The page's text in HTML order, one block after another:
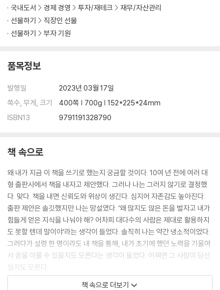
기본 베이스 / 기본 베이스가 형성될 시간을 줘라 / 누구도 검토하지 않는
기본 베이스 / 모든 개구리가 왕자가 되는 것은 아니다 / 혁신 기업에서 파
산 기업으로
[12장] 리스크의 속성
챔피언의 공통점 / 지켜내야 내 돈이다 / 타당한 원칙은 명확성을 제공한
다 / 잭 사범님의 교훈 / 손실은 더 많은 고생을 불러온다 / 2번 상승, 1번
하락 / 확신 갖기: 손실 조정 연습 / 시장의 판결 받아들이기 / 자신이 틀렸
을 때를 아는 것 / 큰 오류를 피하라 / 비자발적 장기 투자자가 되지 마라 /
는다면 리스크를 관리하지 않는 것이다 / 왜 손절에 실패할까?
[13장] 리스크 대처 및 통제 방법
생활 습관을 길러라 / 비상 계획 수립 / 손실은 기대 수익의 함수다 / 언제
손절해야 할까? / 투자자의 대죄를 피하라 / 실패 수용 / 미리 리스크를 확
정하라 / 손절 원칙을 준수하라 / 손절 슬리피지에 대한 대응 / 연속적인 매
수 실패에 대처하는 법 / 재난을 보장하는 관행 / 속도 조절법을 배워라 /
성공하면 규모를 키워라 / 분할 매수 대 물타기 / 손절선을 본전까지 높여
야 할 때 / 모든 비율이 같은 것은 아니다 / 분산한다고 보호받는 건 아니다
/ 눈밭을 맨발로 걸었던 이야기
국내도서
경제 경영 투자/재테크
재무/자산관리
선물하기
직장인 선물
선물하기
부자 기원
품목정보
발행일
2023년 03월 17일
쪽수, 무게, 크기
400쪽 | 700g | 152*225*24mm
ISBN13
9791191328790
책 속으로
왜 내가 지금 이 책을 쓰기로 했는지 궁금할 것이다. 10여 년 전에 여러 대
형 출판사에서 책을 내자고 제안했다. 그러나 나는 그러지 않기로 결정했
다. 맞다. 책을 내면 신뢰도와 위상이 생긴다. 심지어 자존감도 높아진다.
출판 제안은 솔깃했지만 나는 망설였다. ‘왜 많지도 않은 돈을 벌자고 내가
힘들게 얻은 지식을 나눠야 해? 어차피 대다수의 사람은 제대로 활용하지
도 못할 텐데 말이야’라는 생각이 들었다. 솔직히 나는 약간 냉소적이었다.
그러다가 설령 한 명이라도 내 책을 통해, 내가 초기에 했던 노력을 기울여
서 꿈을 이룰 수 있을지도 모른다는 생각이 들었다. 어쩌면 그 사람이 당신
일지도 모른다.
--- p.33~34
책 속으로 더보기